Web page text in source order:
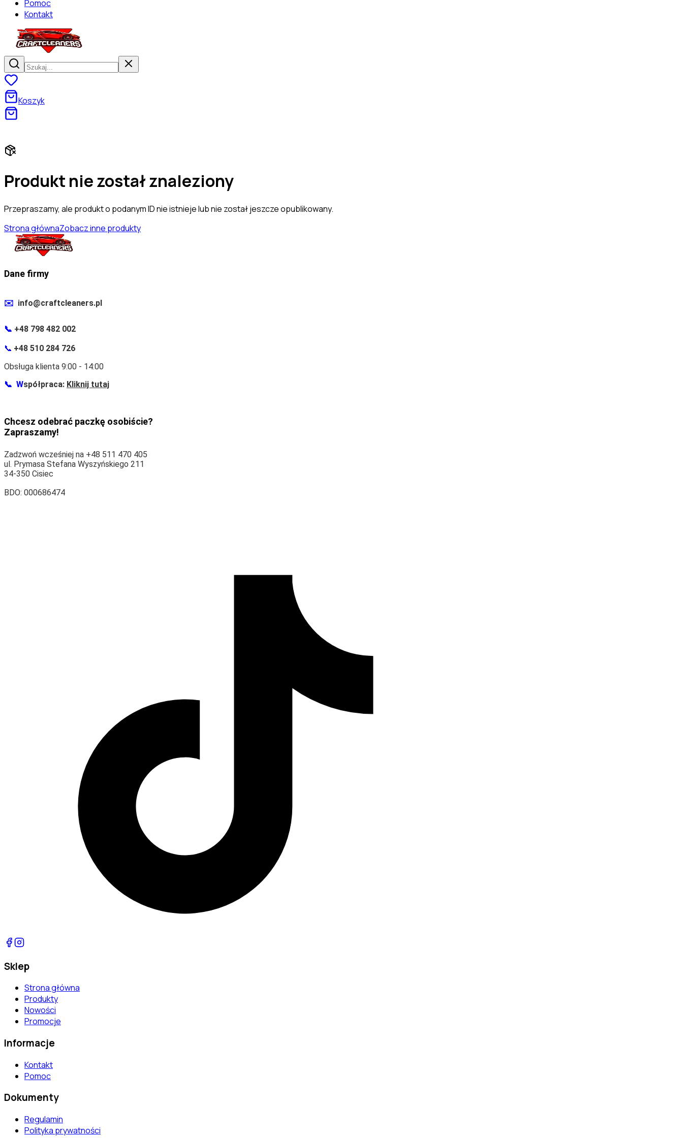
Pomoc
Kontakt
Koszyk
Produkt nie został znaleziony
Przepraszamy, ale produkt o podanym ID nie istnieje lub nie został jeszcze opublikowany.
Strona głównaZobacz inne produkty
Dane firmy
✉️ info@craftcleaners.pl
📞 +48 798 482 002
📞 +48 510 284 726
Obsługa klienta 9:00 - 14:00
📞 Współpraca: Kliknij tutaj
Chcesz odebrać paczkę osobiście?
Zapraszamy!
Zadzwoń wcześniej na +48 511 470 405
ul. Prymasa Stefana Wyszyńskiego 211
34-350 Cisiec
BDO: 000686474
Sklep
Strona główna
Produkty
Nowości
Promocje
Informacje
Kontakt
Pomoc
Dokumenty
Regulamin
Polityka prywatności